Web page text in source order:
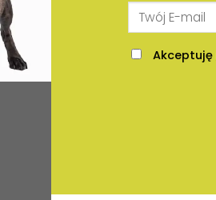
Akceptuję